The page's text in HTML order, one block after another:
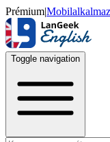
Prémium|
Toggle navigation